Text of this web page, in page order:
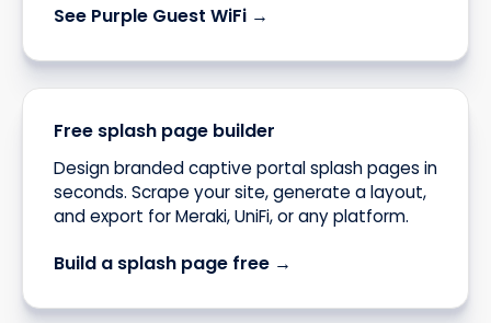
See Purple Guest WiFi →
Free splash page builder
Design branded captive portal splash pages in
seconds. Scrape your site, generate a layout,
and export for Meraki, UniFi, or any platform.
Build a splash page free →